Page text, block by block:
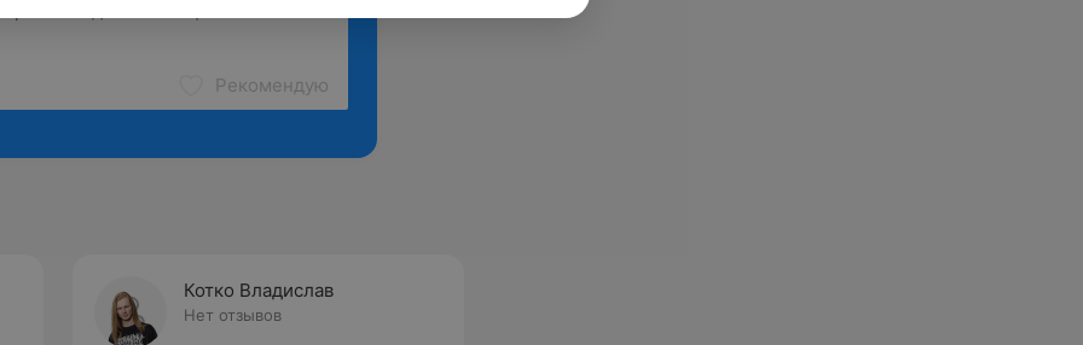
Рекомендую
Котко Владислав
Нет отзывов